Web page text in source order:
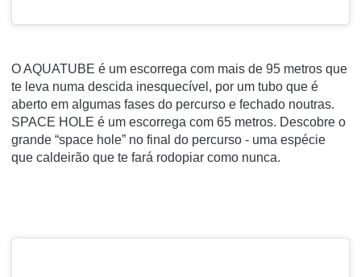
O AQUATUBE é um escorrega com mais de 95 metros que
te leva numa descida inesquecível, por um tubo que é
aberto em algumas fases do percurso e fechado noutras.
SPACE HOLE é um escorrega com 65 metros. Descobre o
grande “space hole” no final do percurso - uma espécie
que caldeirão que te fará rodopiar como nunca.